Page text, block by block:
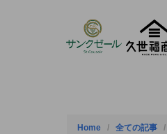
Home 全ての記事